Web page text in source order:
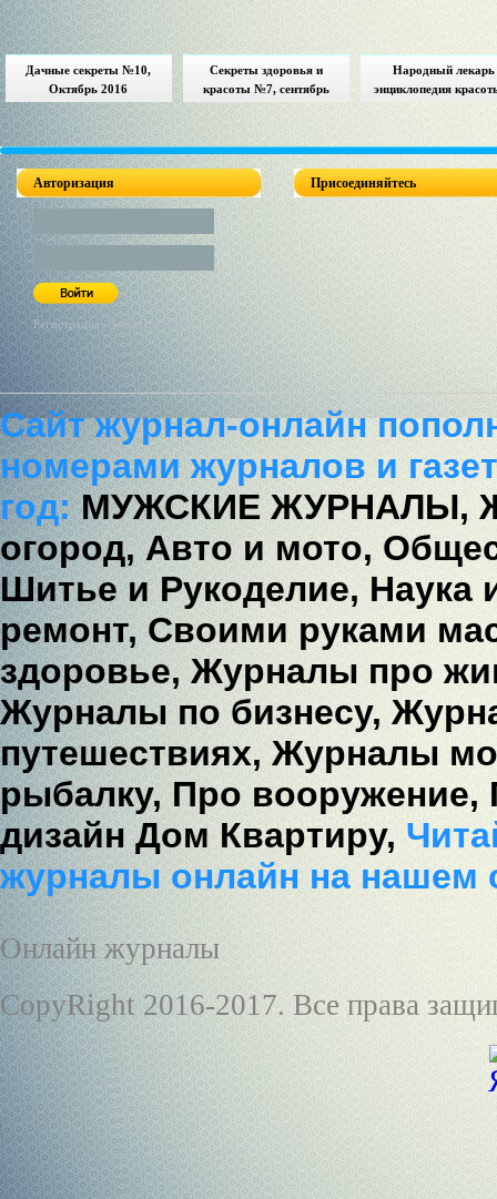
Дачные секреты №10,
Октябрь 2016
Секреты здоровья и
красоты №7, сентябрь
2016
Народный лекарь
энциклопедия
здоровья № 13 июль
Авторизация
Регистрация / Забыл пароль?
Присоединяйтесь
Сайт журнал-онлайн
номерами журналов и
год:МУЖСКИЕ ЖУРНАЛЫ,
огород, Авто и мото,
Шитье и Рукоделие, Наука
ремонт, Своими руками
здоровье, Журналы про
Журналы по бизнесу,
путешествиях, Журналы
рыбалку, Про вооружение,
дизайн Дом Квартиру,
журналы онлайн на нашем
Онлайн журналы
CopyRight 2016-2017. Все права